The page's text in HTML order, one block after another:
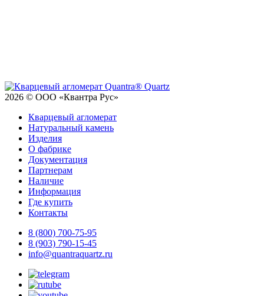
2026 © ООО «Квантра Рус»
Кварцевый агломерат
Натуральный камень
Изделия
О фабрике
Документация
Партнерам
Наличие
Информация
Где купить
Контакты
8 (800) 700-75-95
8 (903) 790-15-45
info@quantraquartz.ru